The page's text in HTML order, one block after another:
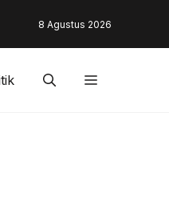
8 Agustus 2026